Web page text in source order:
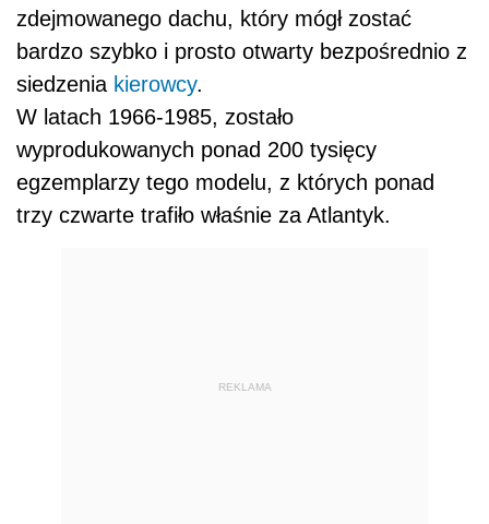
zdejmowanego dachu, który mógł zostać
bardzo szybko i prosto otwarty bezpośrednio z
siedzenia kierowcy.
W latach 1966-1985, zostało
wyprodukowanych ponad 200 tysięcy
egzemplarzy tego modelu, z których ponad
trzy czwarte trafiło właśnie za Atlantyk.
REKLAMA